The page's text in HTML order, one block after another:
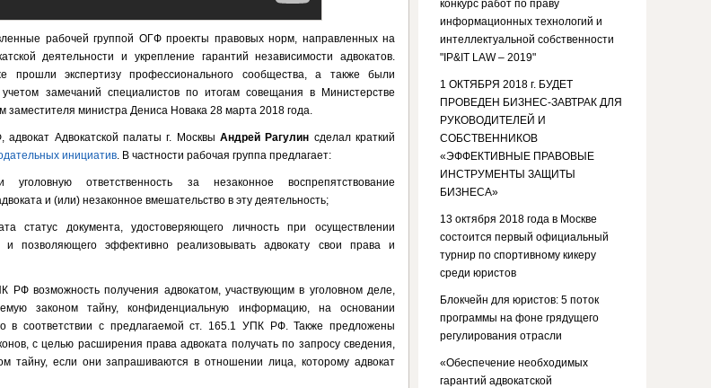
рабочей группой ОГФ проекты правовых норм, направленных на
деятельности и укрепление гарантий независимости адвокатов.
прошли экспертизу профессионального сообщества, а также были
замечаний специалистов по итогам совещания в Министерстве
заместителя министра Дениса Новака 28 марта 2018 года.
адвокат Адвокатской палаты г. МосквыАндрей Рагулин сделал краткий
инициатив. В частности рабочая группа предлагает:
ответственность за незаконное воспрепятствование
и (или) незаконное вмешательство в эту деятельность;
статус документа, удостоверяющего личность при осуществлении
и позволяющего эффективно реализовывать адвокату свои права и
РФ возможность получения адвокатом, участвующим в уголовном деле,
законом тайну, конфиденциальную информацию, на основании
в соответствии с предлагаемой ст. 165.1 УПК РФ. Также предложены
с целью расширения права адвоката получать по запросу сведения,
тайну, если они запрашиваются в отношении лица, которому адвокат
конкурс работ по праву
информационных технологий и
интеллектуальной собственности
"IP&IT LAW – 2019"
1 ОКТЯБРЯ 2018 г. БУДЕТ
ПРОВЕДЕН БИЗНЕС-ЗАВТРАК ДЛЯ
РУКОВОДИТЕЛЕЙ И
СОБСТВЕННИКОВ
«ЭФФЕКТИВНЫЕ ПРАВОВЫЕ
ИНСТРУМЕНТЫ ЗАЩИТЫ
БИЗНЕСА»
13 октября 2018 года в Москве
состоится первый официальный
турнир по спортивному кикеру
среди юристов
Блокчейн для юристов: 5 поток
программы на фоне грядущего
регулирования отрасли
«Обеспечение необходимых
гарантий адвокатской